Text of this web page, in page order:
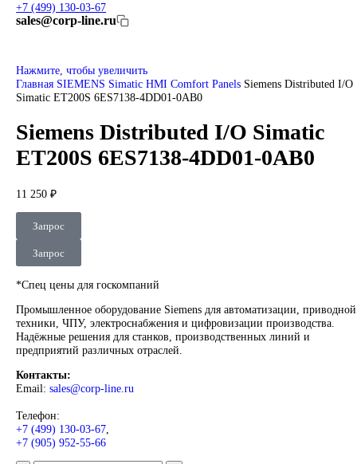
DUNGS
SMW AUTOBLOK
Сервопривод Siemens SQM
Сервопривод Siemens SKP
Газовый электромагнитный клапан Siemens
Главная
О Комании
Доставка
Контакты
+7 (499) 130-03-67
sales@corp-line.ru
Нажмите, чтобы увеличить
ГлавнаяSIEMENSSimatic HMIComfort PanelsSiemens
Simatic ET200S 6ES7138-4DD01-0AB0
Siemens Distributed I/O
ET200S 6ES7138-4DD01-
11 250 ₽